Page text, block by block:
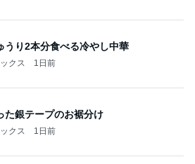
買ったおつまみのナッツ
クス 1日前